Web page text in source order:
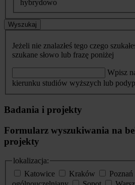
hybrydowo
Wyszukaj
Jeżeli nie znalazłeś tego czego
szukane słowo lub frazę poniżej
Wpisz
kierunku studiów wyższych lub
Badania i projekty
Formularz wyszukiwania na
projekty
lokalizacja:
Katowice
Kraków Poznań